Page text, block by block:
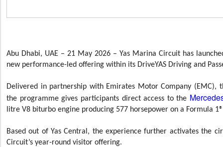
Abu Dhabi, UAE – 21 May 2026 – Yas Marina Circuit has
new performance-led offering within its DriveYAS Driving and
Delivered in partnership with Emirates Motor Company (EMC),
the programme gives participants direct access to the
litre V8 biturbo engine producing 577 horsepower on a Formula
Based out of Yas Central, the experience further activates the
Circuit’s year-round visitor offering.